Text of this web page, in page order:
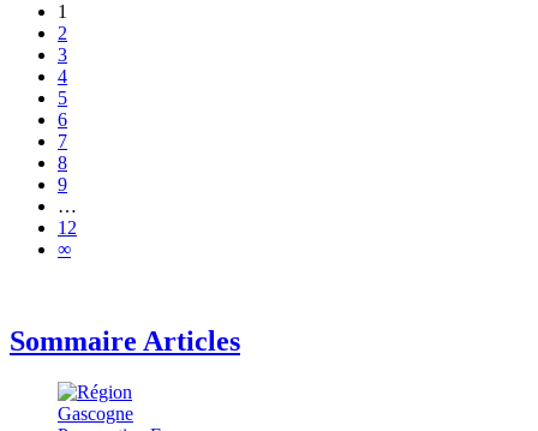
1
2
3
4
5
6
7
8
9
…
12
∞
Sommaire Articles